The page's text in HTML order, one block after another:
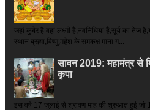
जहां कुबेर है­ वहां लक्ष्मी है,नवनिधियां हैं,सूर्य का तेज
स्थान ब्रह्मा,विष्णु,महेश के समकक्ष माना ग...
सावन 2019: महामंत्र से
कृपा
इस वर्ष 17 जुलाई से श्रावण माह की शुरुआत हुई जो